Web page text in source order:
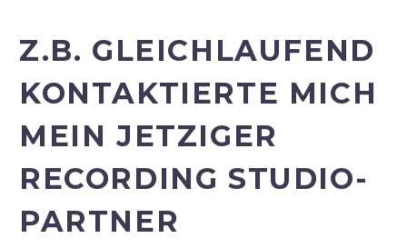
Z.B. GLEICHLAUFEND
KONTAKTIERTE MICH
MEIN JETZIGER
RECORDING STUDIO-
PARTNER